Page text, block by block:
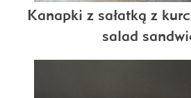
Kanapki z sałatką z
salad